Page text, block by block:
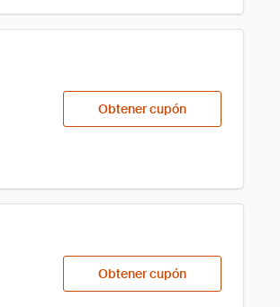
Obtener cupón
Obtener cupón